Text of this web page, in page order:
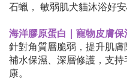
石蠟， 敏弱肌犬貓沐浴好
海洋膠原蛋白｜寵物皮膚保
針對角質層脆弱，提升肌
補水保濕、深層修護，支
康。